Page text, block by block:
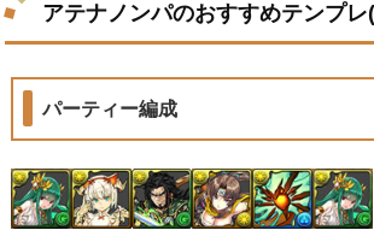
アテナノンパのおすすめテンプレ
パーティー編成